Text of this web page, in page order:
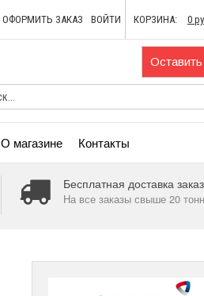
ОФОРМИТЬ ЗАКАЗ ВОЙТИ КОРЗИНА: 0
Оставить
О магазине Контакты
Бесплатная доставка
На все заказы свыше 20 тонн